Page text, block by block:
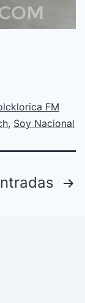
FM
, Soy Nacional